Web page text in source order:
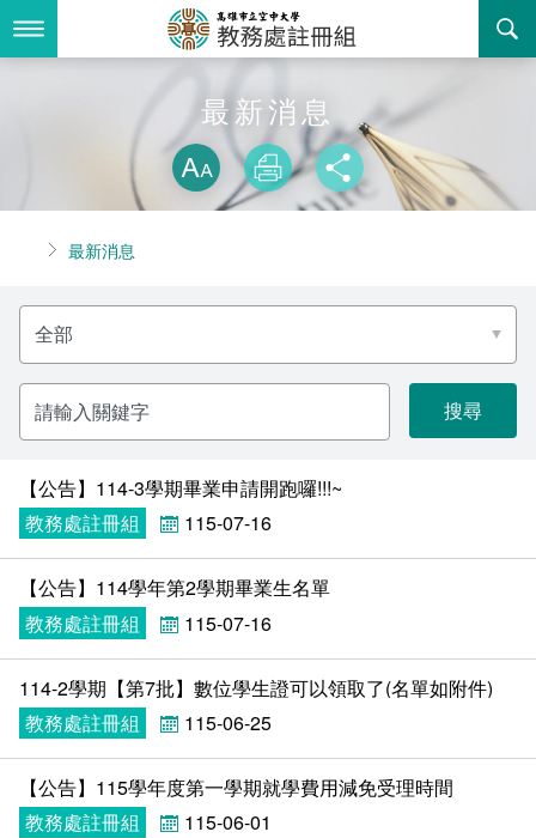
到
要
組織職掌
聯絡資訊
活動花絮
諮詢信箱
業務服務
法令規章
常見問答
相關連結
招生
招生特訊
入學
就學費用減免申請
選系申請
學分抵免及減修申請
在學
成績查詢
學生行事曆
數位學生證換發
校訊電子報
畢業
畢業申請
畢業學分配置
專業基礎必修課程
書表下載
回空大首頁
最新消息
略過字型切
放大
列印 分享
首頁最新消息
分
類
名
稱
請
輸
入
關
字【公告】114-3學期畢業申請開跑囉!!!~
教務處註冊組
115-07-16
【公告】114學年第2學期畢業生名單
教務處註冊組
115-07-16
114-2學期【第7批】數位學生證可以領取了(名單如附件)​
教務處註冊組
115-06-25
【公告】115學年度第一學期就學費用減免受理時間
教務處註冊組
115-06-01